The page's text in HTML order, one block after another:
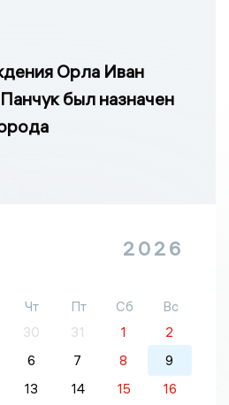
Орла Иван
был назначен
2026
Чт Пт Сб
Вс
30 31 1
2
6 7 8
9
13 14 15
16